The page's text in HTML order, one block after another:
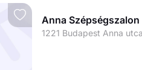
Anna
1221 Budapest Anna